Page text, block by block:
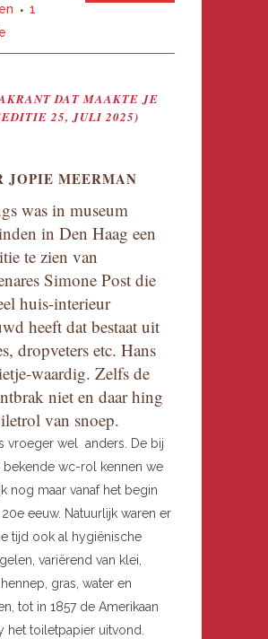
1
DAT MAAKTE JE
25, JULI 2025)
JOPIE MEERMAN
was in museum
in Den Haag een
te zien van
Simone Post die
huis-interieur
heeft dat bestaat uit
dropveters etc. Hans
waardig. Zelfs de
niet en daar hing
van snoep.
vroeger wel anders. De bij
bekende wc-rol kennen we
nog maar vanaf het begin
eeuw. Natuurlijk waren er
tijd ook al hygiënische
variërend van klei,
gras, water en
tot in 1857 de Amerikaan
het toiletpapier uitvond.